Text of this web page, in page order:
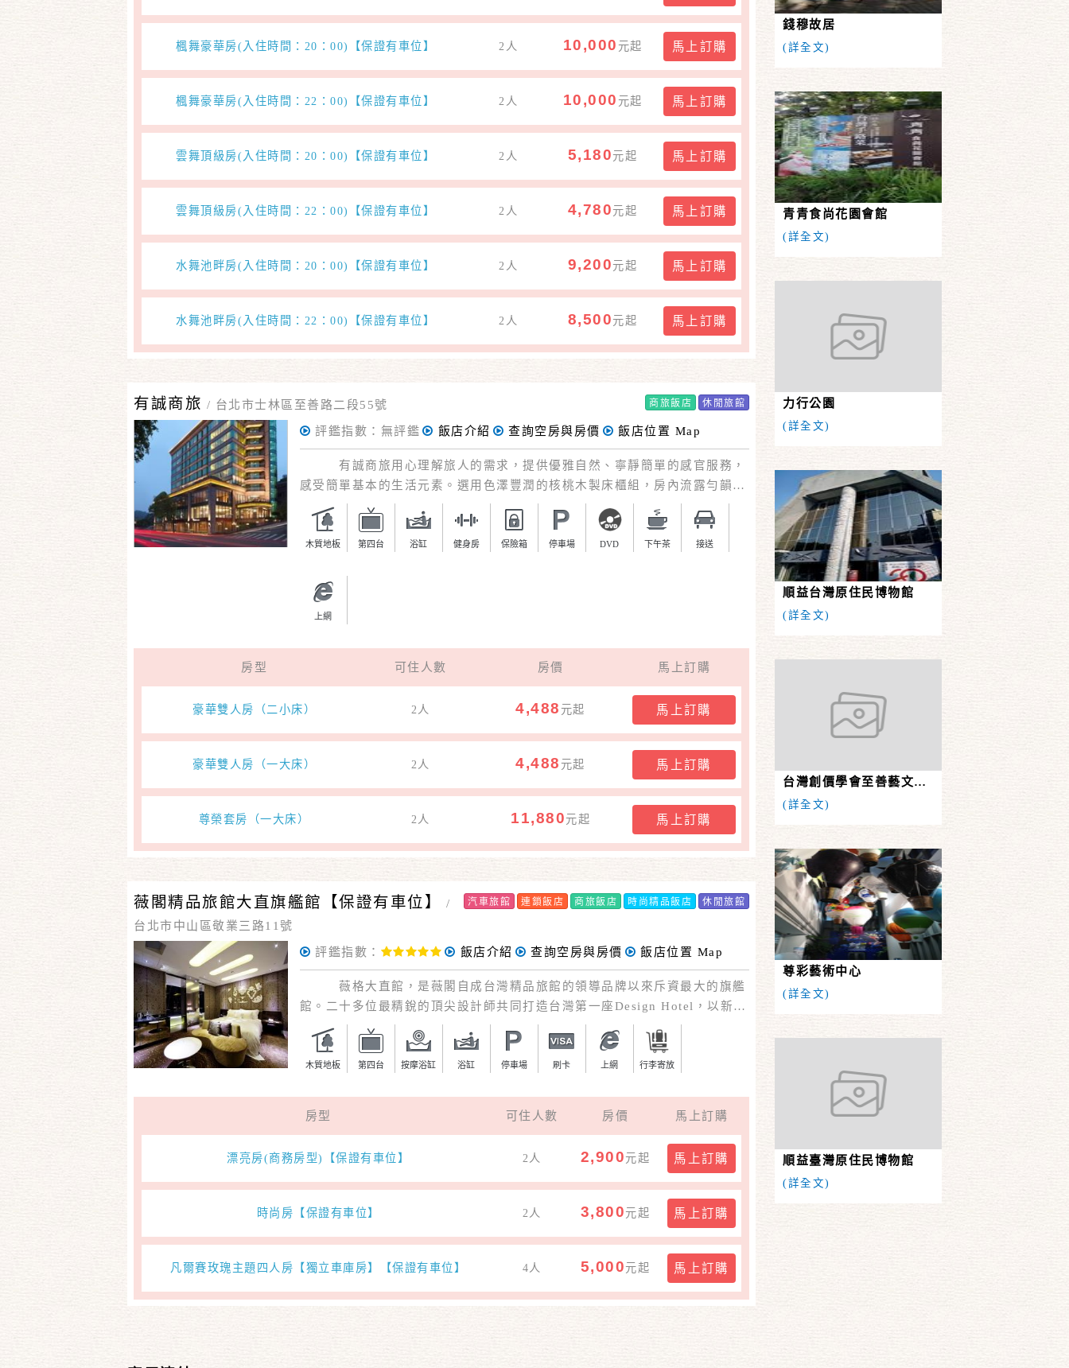
楓舞豪華房(入住時間：20：00)【保證有車位】 2人 10,000 元起 馬上訂購
楓舞豪華房(入住時間：22：00)【保證有車位】 2人 10,000 元起 馬上訂購
雲舞頂級房(入住時間：20：00)【保證有車位】 2人 5,180元起 馬上訂購
雲舞頂級房(入住時間：22：00)【保證有車位】 2人 4,780元起 馬上訂購
水舞池畔房(入住時間：20：00)【保證有車位】 2人 9,200元起 馬上訂購
水舞池畔房(入住時間：22：00)【保證有車位】 2人 8,500元起 馬上訂購
休閒旅館
商旅飯店
有誠商旅 / 台北市士林區至善路二段55號
評鑑指數：無評鑑 飯店介紹 查詢空房與房價 飯店位置 Map
有誠商旅用心理解旅人的需求，提供優雅自然、寧靜簡單的感官服務，
感受簡單基本的生活元素。選用色澤豐潤的核桃木製床櫃組，房內流露勻韻芬
多菁華，搭配色澤自然、舒適柔軟的棉麻織品，每位旅人走進客房彷彿投入大
地之母的懷抱！
木質地板 第四台 浴缸 健身房 保險箱 停車場 DVD 下午茶 接送
上網
房型 可住人數 房價 馬上訂購
豪華雙人房（二小床） 2人 4,488 元起 馬上訂購
豪華雙人房（一大床） 2人 4,488 元起 馬上訂購
尊榮套房（一大床） 2人 11,880元起 馬上訂購
休閒旅館
時尚精品飯店
商旅飯店
連鎖飯店
汽車旅館
薇閣精品旅館大直旗艦館【保證有車位】
/
台北市中山區敬業三路11號
評鑑指數： 飯店介紹 查詢空房與房價 飯店位置 Map
薇格大直館，是薇閣自成台灣精品旅館的領導品牌以來斥資最大的旗艦
館。二十多位最精銳的頂尖設計師共同打造台灣第一座Design Hotel，以新享
樂主義概念出發的Fun-tel。每間客房都經過精心設計，提供旅客最優質的享
受。
木質地板 第四台 按摩浴缸 浴缸 停車場 刷卡 上網 行李寄放
房型 可住人數 房價 馬上訂購
漂亮房(商務房型)【保證有車位】 2人 2,900元起 馬上訂購
時尚房【保證有車位】 2人 3,800元起 馬上訂購
凡爾賽玫瑰主題四人房【獨立車庫房】【保證有車位】 4人 5,000元起 馬上訂購
錢穆故居
(詳全文)
青青食尚花園會館
(詳全文)
力行公園
(詳全文)
順益台灣原住民博物館
(詳全文)
台灣創價學會至善藝文中心
(詳全文)
尊彩藝術中心
(詳全文)
順益臺灣原住民博物館
(詳全文)